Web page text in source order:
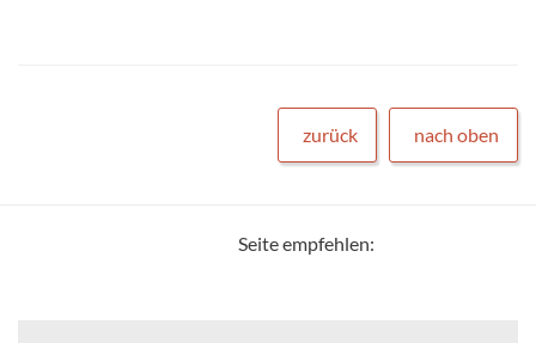
zurück nach oben
Seite empfehlen: